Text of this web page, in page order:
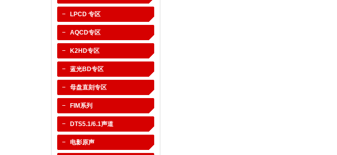
LPCD 专区
AQCD专区
K2HD专区
蓝光BD专区
母盘直刻专区
FIM系列
DTS5.1/6.1声道
电影原声